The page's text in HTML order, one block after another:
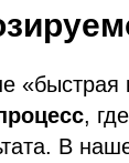
«быстрая
,
В